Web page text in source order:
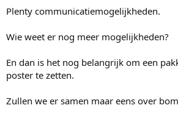
Plenty communicatiemogelijkheden.
Wie weet er nog meer mogelijkheden?
En dan is het nog belangrijk om een
poster te zetten.
Zullen we er samen maar eens over